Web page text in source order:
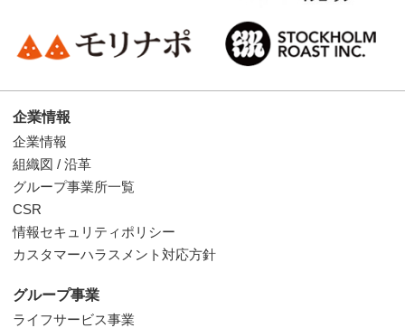
企業情報
企業情報
組織図 / 沿革
グループ事業所一覧
CSR
情報セキュリティポリシー
カスタマーハラスメント対応方針
グループ事業
ライフサービス事業